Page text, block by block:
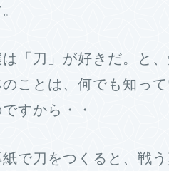
「刀」が好きだ。と
ことは、何でも知っ
すから・・
紙で刀をつくると、戦